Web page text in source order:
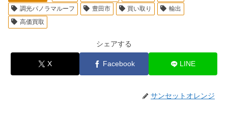
調光パノラマルーフ
豊田市 買い取り
輸出
高価買取
シェアする
X Facebook LINE
サンセットオレンジ